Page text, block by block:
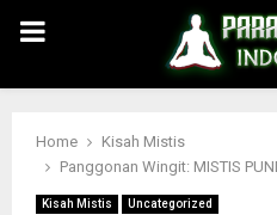
PRIMARY
MENU
Home
Kisah Mistis
Panggonan Wingit: MISTIS
Kisah Mistis Uncategorized